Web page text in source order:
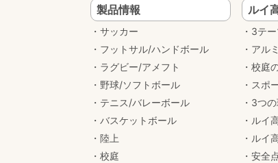
製品情報
サッカー
フットサル/ハンドボール
ラグビー/アメフト
野球/ソフトボール
テニス/バレーボール
バスケットボール
陸上
校庭
ルイ
3テ
アル
校庭
スポ
3つ
ルイ
ルイ
安全